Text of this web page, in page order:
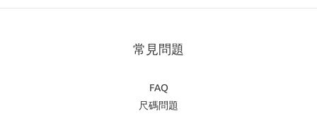
常見問題
FAQ
尺碼問題